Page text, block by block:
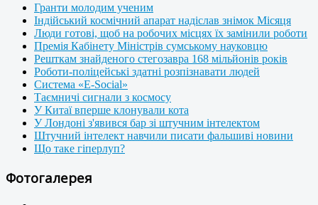
Гранти молодим ученим
Індійський космічний апарат надіслав знімок Місяця
Люди готові, щоб на робочих місцях їх замінили роботи
Премія Кабінету Міністрів сумському науковцю
Решткам знайденого стегозавра 168 мільйонів років
Роботи-поліцейські здатні розпізнавати людей
Система «E-Social»
Таємничі сигнали з космосу
У Китаї вперше клонували кота
У Лондоні з'явився бар зі штучним інтелектом
Штучний інтелект навчили писати фальшиві новини
Що таке гіперлуп?
Фотогалерея